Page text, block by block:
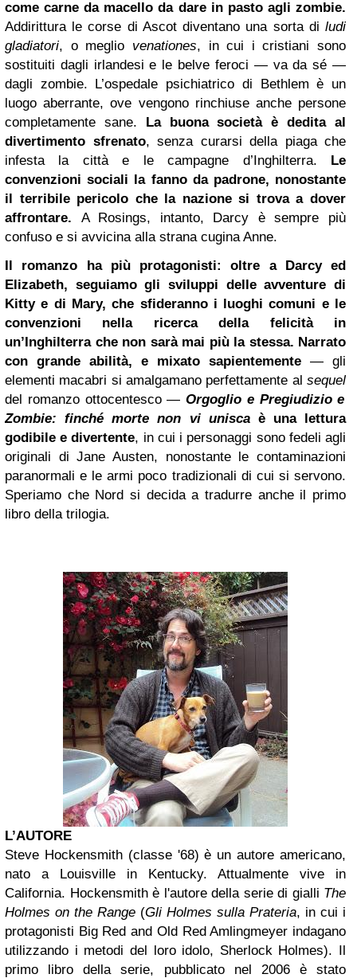
come carne da macello da dare in pasto agli zombie.
Addirittura le corse di Ascot diventano una sorta di ludi
gladiatori, o meglio venationes, in cui i cristiani sono
sostituiti dagli irlandesi e le belve feroci — va da sé —
dagli zombie. L’ospedale psichiatrico di Bethlem è un
luogo aberrante, ove vengono rinchiuse anche persone
completamente sane. La buona società è dedita al
divertimento sfrenato, senza curarsi della piaga che
infesta la città e le campagne d’Inghilterra. Le
convenzioni sociali la fanno da padrone, nonostante
il terribile pericolo che la nazione si trova a dover
affrontare. A Rosings, intanto, Darcy è sempre più
confuso e si avvicina alla strana cugina Anne.
Il romanzo ha più protagonisti: oltre a Darcy ed
Elizabeth, seguiamo gli sviluppi delle avventure di
Kitty e di Mary, che sfideranno i luoghi comuni e le
convenzioni nella ricerca della felicità in
un’Inghilterra che non sarà mai più la stessa. Narrato
con grande abilità, e mixato sapientemente — gli
elementi macabri si amalgamano perfettamente al sequel
del romanzo ottocentesco — Orgoglio e Pregiudizio e
Zombie: finché morte non vi uniscaè una lettura
godibile e divertente, in cui i personaggi sono fedeli agli
originali di Jane Austen, nonostante le contaminazioni
paranormali e le armi poco tradizionali di cui si servono.
Speriamo che Nord si decida a tradurre anche il primo
libro della trilogia.
L’AUTORE
Steve Hockensmith (classe '68) è un autore americano,
nato a Louisville in Kentucky. Attualmente vive in
California. Hockensmith è l'autore della serie di gialli The
Holmes on the Range (Gli Holmes sulla Prateria, in cui i
protagonisti Big Red and Old Red Amlingmeyer indagano
utilizzando i metodi del loro idolo, Sherlock Holmes). Il
primo libro della serie, pubblicato nel 2006 è stato